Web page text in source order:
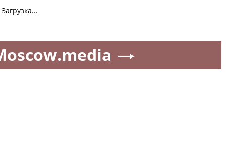
Загрузка...